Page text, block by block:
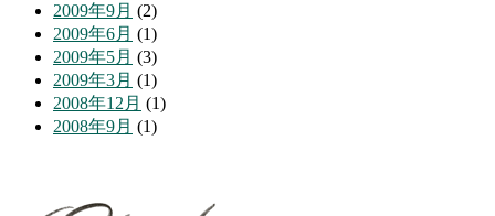
2009年9月 (2)
2009年6月 (1)
2009年5月 (3)
2009年3月 (1)
2008年12月 (1)
2008年9月 (1)